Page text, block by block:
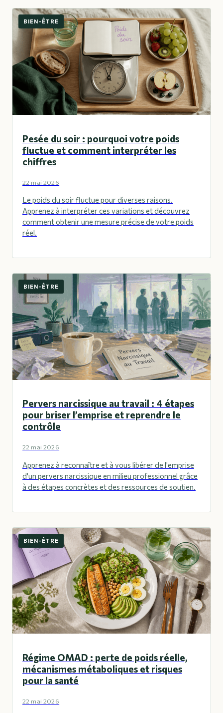
BIEN-ÊTRE
Pesée du soir : pourquoi votre poids
fluctue et comment interpréter les
chiffres
22 mai 2026
Le poids du soir fluctue pour diverses raisons.
Apprenez à interpréter ces variations et découvrez
comment obtenir une mesure précise de votre poids
réel.
BIEN-ÊTRE
Pervers narcissique au travail : 4 étapes
pour briser l’emprise et reprendre le
contrôle
22 mai 2026
Apprenez à reconnaître et à vous libérer de l'emprise
d'un pervers narcissique en milieu professionnel grâce
à des étapes concrètes et des ressources de soutien.
BIEN-ÊTRE
Régime OMAD : perte de poids réelle,
mécanismes métaboliques et risques
pour la santé
22 mai 2026